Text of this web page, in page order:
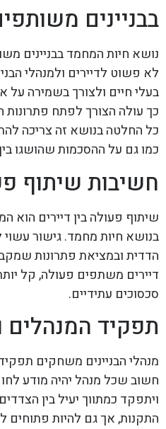
בבניינים
נושא חיות המחמד בבניינים
לא פשוט לדיירים ולמנהלי
בעלי חיים ולצורך בשמירה על
כך עולה הצורך לפתח פתרונות
כל החלטה בנושא זה צריכה
כמו גם על ההסכמות שהושגו בין
חשיבות שיתוף
שיתוף פעולה בין דיירים הוא
בנושא חיות מחמד. גישור עשוי
הדדית ובמציאת פתרונות
דיירים משתפים פעולה, קל
סכסוכים עתידיים.
תפקיד המנהלים
מנהלי הבניינים משחקים
חשוב שכל מנהל יהיה מודע
ויתפקד כמתווך יעיל בין
התקנות, אך גם להיות פתוחים